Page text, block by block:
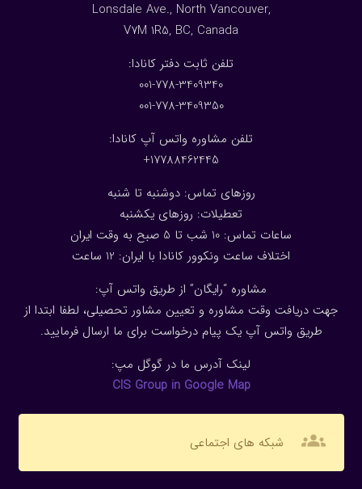
Lonsdale Ave., North Vancouver,
V7M 1R5, BC, Canada
:تلفن ثابت دفتر کانادا
001-778-3409340
001-778-3409350
تلفن مشاوره واتس آپ کانادا:
17788462445+
روزهای تماس: دوشنبه تا شنبه
تعطیلات: روزهای یکشنبه
ساعات تماس: 10 شب تا 5 صبح به وقت ایران
اختلاف ساعت ونکوور کانادا با ایران: 1 2 ساعت
مشاوره “رایگان” از طریق واتس آپ:
جهت دریافت وقت مشاوره و تعیین مشاور تحصیلی، لطفا ابتدا از
طریق واتس آپ یک پیام درخواست برای ما ارسال فرمایید.
لینک آدرس ما در گوگل مپ:
CIS Group in Google Map
groups شبکه های اجتماعی